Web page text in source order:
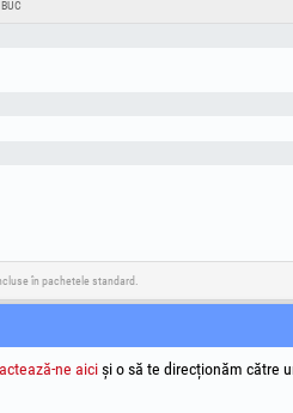
în pachetele standard.
ne aiciși o să te direcționăm către